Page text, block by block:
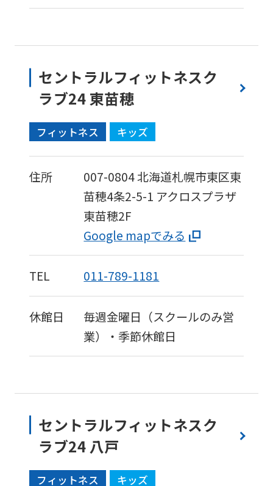
セントラルフィットネスク
ラブ24 東苗穂
フィットネス キッズ
住所 007-0804北海道札幌市東区東
苗穂4条2-5-1 アクロスプラザ
東苗穂2F
Google mapでみる
TEL 011-789-1181
休館日
毎週金曜日（スクールのみ営
業）・季節休館日
セントラルフィットネスク
ラブ24 八戸
フィットネス キッズ